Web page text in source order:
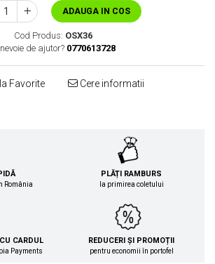
ADAUGA IN COS
Cod Produs: OSX36
de ajutor? 0770613728
Favorite Cere informatii
România
PLĂȚI RAMBURS
la primirea coletului
CARDUL
Payments
REDUCERI ȘI PROMOȚII
pentru economii în portofel